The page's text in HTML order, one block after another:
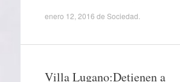
enero 12, 2016 de Sociedad
Villa Lugano:Detienen a